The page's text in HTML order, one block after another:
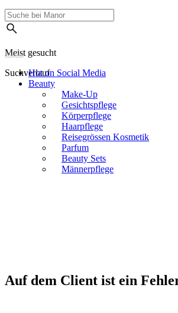
Meist gesucht
SuchverlaufHot on Social Media
Beauty
Make-Up
Gesichtspflege
Körperpflege
Haarpflege
Reisegrössen Kosmetik
Parfum
Beauty Sets
Männerpflege
Auf dem Client ist ein